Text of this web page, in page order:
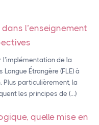
l’enseignement
de la
Étrangère (FLE) à
Plus particulièrement, la
les principes de (…)
quelle mise en